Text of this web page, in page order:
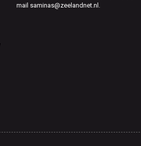
mail saminas@zeelandnet.nl.